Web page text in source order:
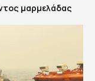
μαρμελάδας